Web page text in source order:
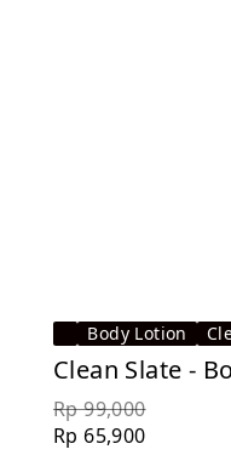
Body Lotion
Clean Slate -
Rp 99,000
Rp 65,900